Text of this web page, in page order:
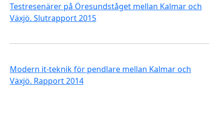
Testresenärer på Öresundståget mellan Kalmar och
Växjö. Slutrapport 2015
Modern it-teknik för pendlare mellan Kalmar och
Växjö. Rapport 2014